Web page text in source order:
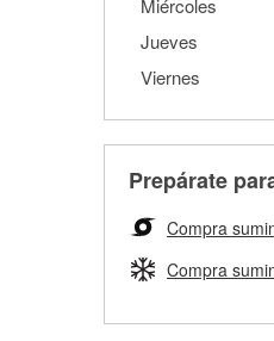
Miércoles
Jueves
Viernes
Prepárate
Compra
Compra